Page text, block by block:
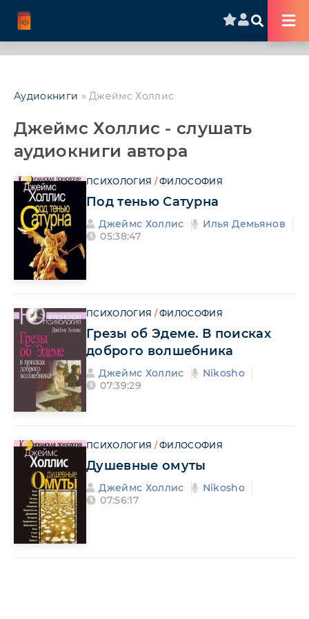
Аудиокниги » Джеймс Холлис
Джеймс Холлис - слушать
аудиокниги автора
ПСИХОЛОГИЯ /ФИЛОСОФИЯ
Под тенью Сатурна
Джеймс Холлис
Илья Демьянов
05:38:47
ПСИХОЛОГИЯ /ФИЛОСОФИЯ
Грезы об Эдеме. В поисках
доброго волшебника
Джеймс Холлис
Nikosho
07:39:29
ПСИХОЛОГИЯ /ФИЛОСОФИЯ
Душевные омуты
Джеймс Холлис
Nikosho
07:56:17